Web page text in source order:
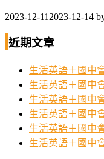
2023-12-11 2023-12-14
近期文章
生活英語＋國中
生活英語＋國中
生活英語＋國中
生活英語＋國中
生活英語＋國中
生活英語＋國中